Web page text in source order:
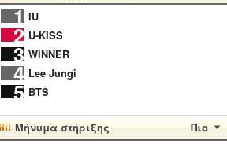
1 IU
2 U-KISS
3 WINNER
4 Lee Jungi
5 BTS
Πιο
Μήνυμα στήριξης